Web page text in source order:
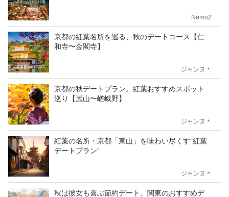
Nemo2
京都の紅葉名所を巡る、秋のデートコース【仁
和寺〜金閣寺】
ジャンヌ＊
京都の秋デートプラン。紅葉おすすめスポット
巡り【嵐山〜嵯峨野】
ジャンヌ＊
紅葉の名所・京都「東山」を味わい尽くす“紅葉
デートプラン”
ジャンヌ＊
秋は彼女も喜ぶ節約デート。関東のおすすめデ